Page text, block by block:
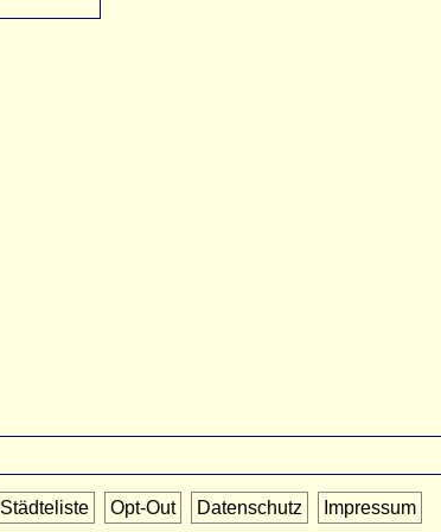
Städteliste Opt-Out Datenschutz Impressum